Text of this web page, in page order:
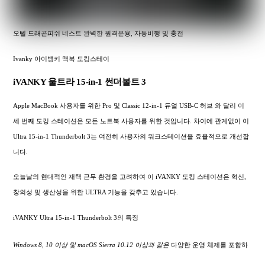
오텔 드래곤피쉬 네스트 완벽한 원격운용, 자동비행 및 충전
Ivanky 아이뱅키 맥북 도킹스테이
iVANKY 울트라 15-in-1 썬더볼트 3
Apple MacBook 사용자를 위한 Pro 및 Classic 12-in-1 듀얼 USB-C 허브 와 달리 이
세 번째 도킹 스테이션은 모든 노트북 사용자를 위한 것입니다. 차이에 관계없이 이
Ultra 15-in-1 Thunderbolt 3는 여전히 사용자의 워크스테이션을 효율적으로 개선합
니다.
오늘날의 현대적인 재택 근무 환경을 고려하여 이 iVANKY 도킹 스테이션은 혁신,
창의성 및 생산성을 위한 ULTRA 기능을 갖추고 있습니다.
iVANKY Ultra 15-in-1 Thunderbolt 3의 특징
Windows 8, 10 이상 및 macOS Sierra 10.12 이상과 같은 다양한 운영 체제를 포함하